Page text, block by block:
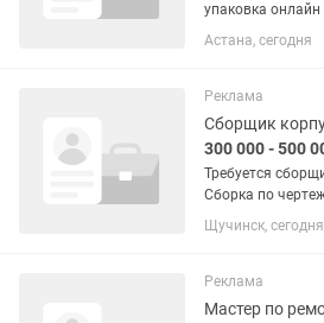
упаковка онлайн
отзывами и
Каспий, важно
рассматриваем
зарплата от...
Астана, сегодня
Реклама
Сборщик
300 000 - 500
Требуется
Сборка по
установка у
качества,
ответственность,
Щучинск, сегодня
Реклама
Мастер по